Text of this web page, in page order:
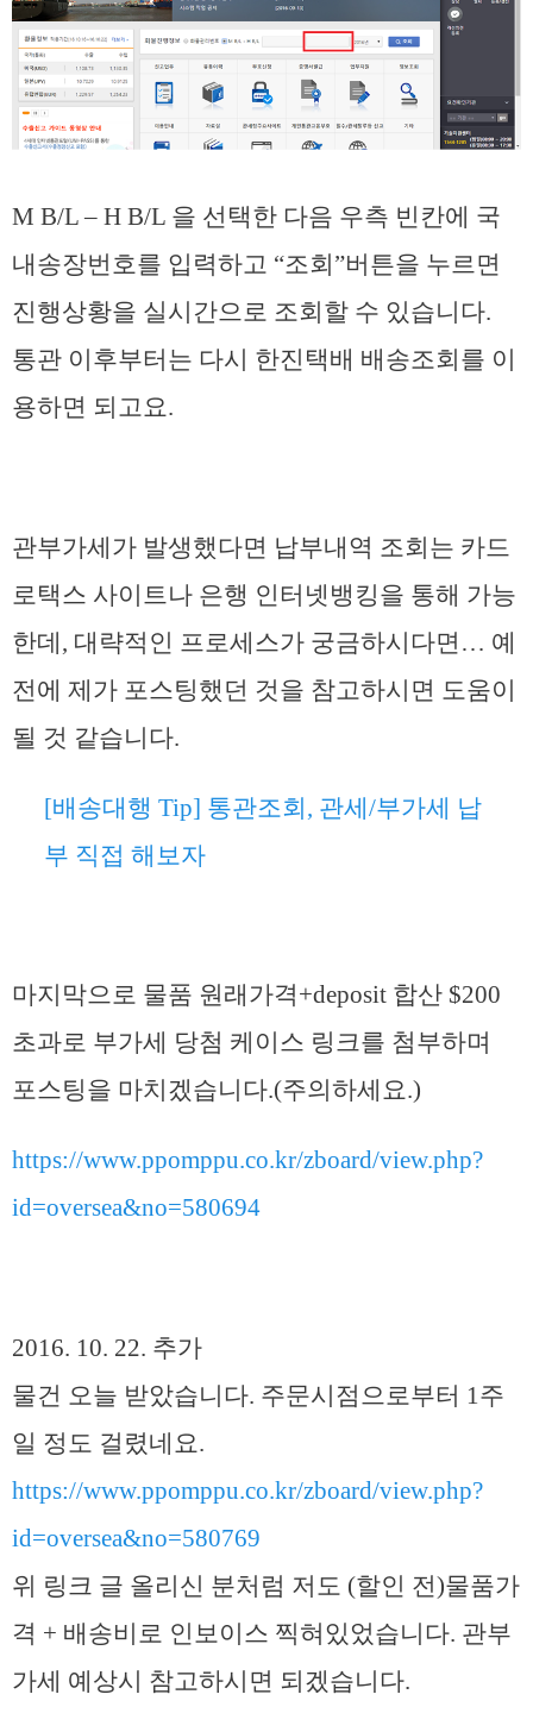
M B/L – H B/L 을 선택한 다음 우측 빈칸에 국
내송장번호를 입력하고 “조회”버튼을 누르면
진행상황을 실시간으로 조회할 수 있습니다.
통관 이후부터는 다시 한진택배 배송조회를 이
용하면 되고요.
관부가세가 발생했다면 납부내역 조회는 카드
로택스 사이트나 은행 인터넷뱅킹을 통해 가능
한데, 대략적인 프로세스가 궁금하시다면… 예
전에 제가 포스팅했던 것을 참고하시면 도움이
될 것 같습니다.
[배송대행 Tip] 통관조회, 관세/부가세 납
부 직접 해보자
마지막으로 물품 원래가격+deposit 합산 $200
초과로 부가세 당첨 케이스 링크를 첨부하며
포스팅을 마치겠습니다.(주의하세요.)
https://www.ppomppu.co.kr/zboard/view.php?
id=oversea&no=580694
2016. 10. 22. 추가
물건 오늘 받았습니다. 주문시점으로부터 1주
일 정도 걸렸네요.
https://www.ppomppu.co.kr/zboard/view.php?
id=oversea&no=580769
위 링크 글 올리신 분처럼 저도 (할인 전)물품가
격 + 배송비로 인보이스 찍혀있었습니다. 관부
가세 예상시 참고하시면 되겠습니다.